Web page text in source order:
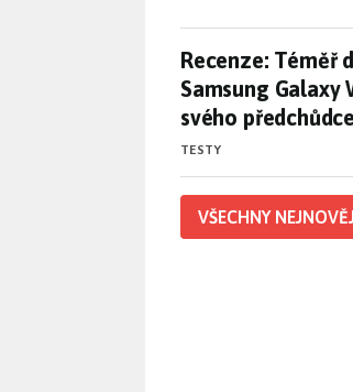
Recenze: Téměř
Recenze: Téměř
Samsung
svého předchůdce
TESTY
VŠECHNY